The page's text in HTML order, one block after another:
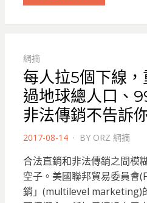
網摘
每人拉5個下線，
過地球總人口、
非法傳銷不告訴
POSTED
2017-08-14 BY ORZ 網摘
合法直銷和非法傳銷之間模
空子。美國聯邦貿易委員會
銷」(multilevel marketing)